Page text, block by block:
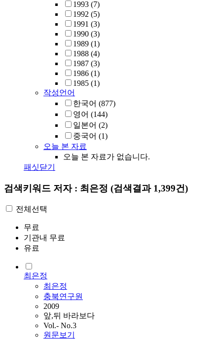
1993 (7)
1992 (5)
1991 (3)
1990 (3)
1989 (1)
1988 (4)
1987 (3)
1986 (1)
1985 (1)
작성언어
한국어 (877)
영어 (144)
일본어 (2)
중국어 (1)
오늘 본 자료
오늘 본 자료가 없습니다.
패싯닫기
검색키워드 저자 : 최은정 (검색결과 1,399건)
전체선택
무료
기관내 무료
유료
최은정
최은정
충북연구원
2009
앞,뒤 바라보다
Vol.- No.3
원문보기